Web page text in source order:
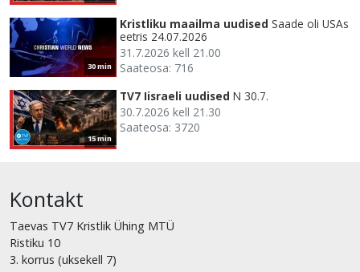
30 min
Kristliku maailma uudised Saade oli USAs
eetris 24.07.2026
31.7.2026 kell 21.00
Saateosa: 716
15 min
TV7 Iisraeli uudised N 30.7.
30.7.2026 kell 21.30
Saateosa: 3720
Kontakt
Taevas TV7 Kristlik Ühing MTÜ
Ristiku 10
3. korrus (uksekell 7)